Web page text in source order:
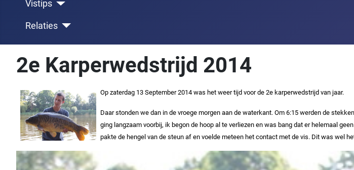
Vistips
Relaties
2e Karperwedstrijd 2014
Op zaterdag 13 September 2014 was het weer tijd voor de 2e karperwedstrijd van jaar.
Daar stonden we dan in de vroege morgen aan de waterkant. Om 6:15 werden de
ging langzaam voorbij, ik begon de hoop al te verliezen en was bang dat er helemaal
pakte de hengel van de steun af en voelde meteen het contact met de vis. Dit was wel